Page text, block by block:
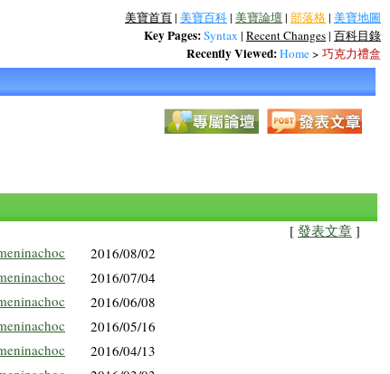
美寶首頁| 美寶百科| 美寶論壇| 部落格| 美寶地圖
Key Pages:Syntax | Recent Changes| 百科目錄
Recently Viewed:Home> 巧克力禮盒
[ 發表文章 ]
2016/08/02
2016/07/04
2016/06/08
2016/05/16
2016/04/13